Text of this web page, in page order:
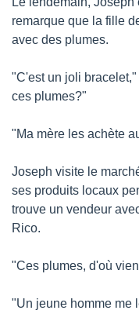
remarque que la fille
avec des plumes.
"C'est un joli
ces plumes?"
"Ma mère les achète
Joseph visite le
ses produits locaux
trouve un vendeur
Rico.
"Ces plumes, d'où
"Un jeune homme me